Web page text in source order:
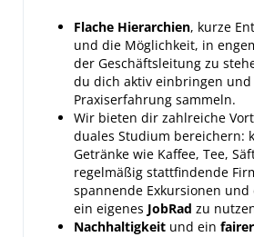
Flache Hierarchien, kurze
und die Möglichkeit, in
der Geschäftsleitung zu
du dich aktiv einbringen
Praxiserfahrung sammeln.
Wir bieten dir zahlreiche
duales Studium bereichern:
Getränke wie Kaffee, Tee,
regelmäßig stattfindende
spannende Exkursionen
ein eigenes JobRad zu
Nachhaltigkeit und ein